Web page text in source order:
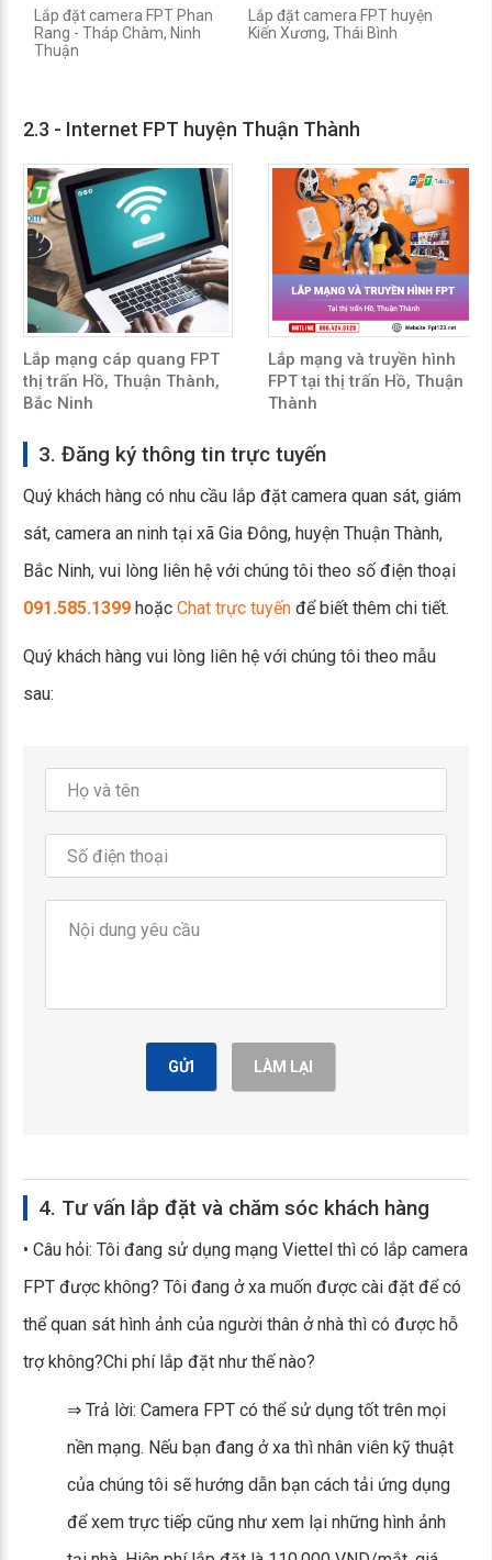
Lắp đặt camera FPT Phan
Rang - Tháp Chàm, Ninh
Thuận
Lắp đặt camera FPT huyện
Kiến Xương, Thái Bình
2.3 - Internet FPT huyện Thuận Thành
Lắp mạng cáp quang FPT
thị trấn Hồ, Thuận Thành,
Bắc Ninh
Lắp mạng và truyền hình
FPT tại thị trấn Hồ, Thuận
Thành
3. Đăng ký thông tin trực tuyến
Quý khách hàng có nhu cầu lắp đặt camera quan sát, giám
sát, camera an ninh tại xã Gia Đông, huyện Thuận Thành,
Bắc Ninh, vui lòng liên hệ với chúng tôi theo số điện thoại
091.585.1399 hoặc Chat trực tuyến để biết thêm chi tiết.
Quý khách hàng vui lòng liên hệ với chúng tôi theo mẫu
sau:
GỬI LÀM LẠI
4. Tư vấn lắp đặt và chăm sóc khách hàng
• Câu hỏi: Tôi đang sử dụng mạng Viettel thì có lắp camera
FPT được không? Tôi đang ở xa muốn được cài đặt để có
thể quan sát hình ảnh của người thân ở nhà thì có được hỗ
trợ không?Chi phí lắp đặt như thế nào?
⇒ Trả lời: Camera FPT có thể sử dụng tốt trên mọi
nền mạng. Nếu bạn đang ở xa thì nhân viên kỹ thuật
của chúng tôi sẽ hướng dẫn bạn cách tải ứng dụng
để xem trực tiếp cũng như xem lại những hình ảnh